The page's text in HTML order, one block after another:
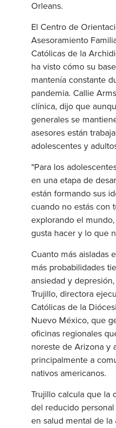
Orleans.
El Centro de
Asesoramiento
Católicas de la
ha visto cómo su
mantenía constante
pandemia. Callie
clínica, dijo que
generales se
asesores están
adolescentes y
"Para los
en una etapa de
están formando sus
cuando no estás con
explorando el
gusta hacer y lo que
Cuanto más aisladas
más probabilidades
ansiedad y
Trujillo, directora
Católicas de la
Nuevo México, que
oficinas regionales
noreste de Arizona y
principalmente a
nativos americanos.
Trujillo calcula que la
del reducido
en salud mental de la